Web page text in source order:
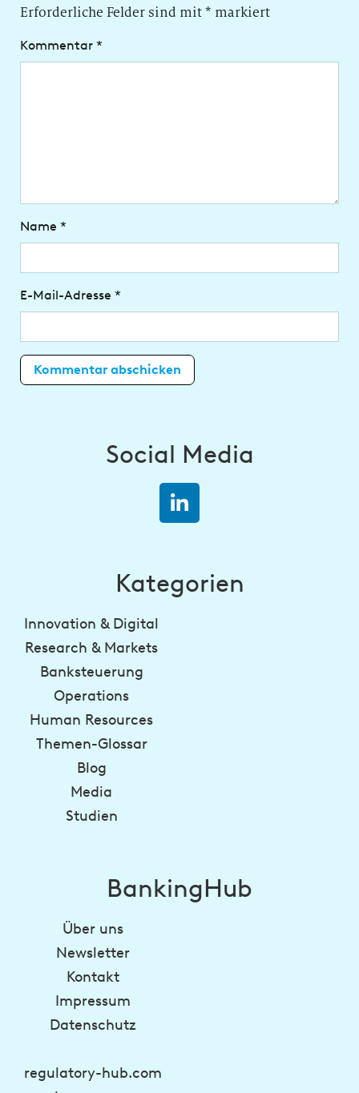
Erforderliche Felder sind mit* markiert
Kommentar *
Name *
E-Mail-Adresse *
Social Media
Kategorien
Innovation & Digital
Research & Markets
Banksteuerung
Operations
Human Resources
Themen-Glossar
Blog
Media
Studien
BankingHub
Über uns
Newsletter
Kontakt
Impressum
Datenschutz
regulatory-hub.com